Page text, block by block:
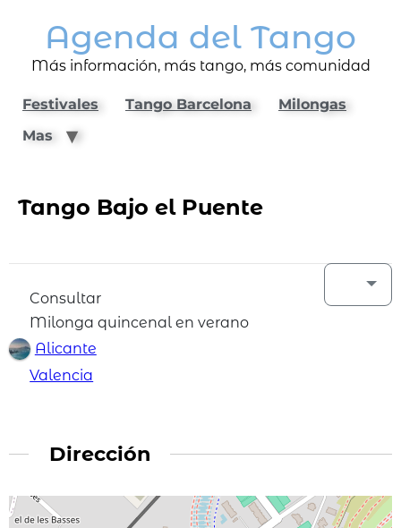
Agenda del Tango
Más información, más tango, más comunidad
Festivales Tango Barcelona
Milongas
Mas
Tango Bajo el Puente
Consultar
Milonga quincenal en verano
Alicante
Valencia
Dirección